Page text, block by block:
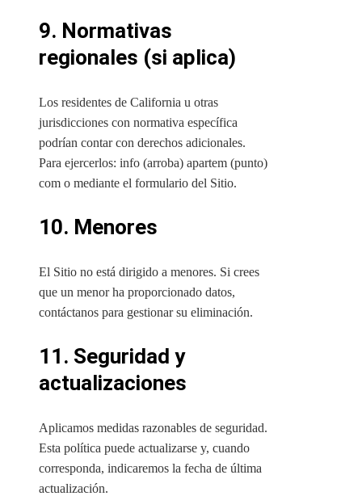
9. Normativas
regionales (si aplica)
Los residentes de California u otras
jurisdicciones con normativa específica
podrían contar con derechos adicionales.
Para ejercerlos: info (arroba) apartem (punto)
com o mediante el formulario del Sitio.
10. Menores
El Sitio no está dirigido a menores. Si crees
que un menor ha proporcionado datos,
contáctanos para gestionar su eliminación.
11. Seguridad y
actualizaciones
Aplicamos medidas razonables de seguridad.
Esta política puede actualizarse y, cuando
corresponda, indicaremos la fecha de última
actualización.